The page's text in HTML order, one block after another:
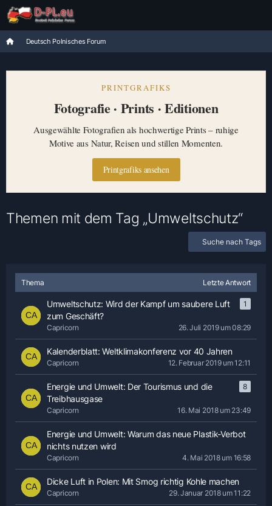
Deutsch Polnisches Forum
PRINTGRAFIKS
Fotografie · Prints · Editionen
Ausgewählte Fotografien als hochwertige Prints – ruhige
Motive aus Natur, Reisen und stillen Momenten.
Printgrafiks ansehen
Themen mit dem Tag „Umweltschutz“
Suche nach Tags
Thema Letzte Antwort
Umweltschutz: Wird der Kampf um saubere Luft
zum Geschäft?
1
Capricorn 26. Juli 2019 um 08:29
Kalenderblatt: Weltklimakonferenz vor 40 Jahren
Capricorn 12. Februar 2019 um 12:11
Energie und Umwelt: Der Tourismus und die
Treibhausgase
8
Capricorn 16. Mai 2018 um 23:49
Energie und Umwelt: Warum das neue Plastik-Verbot
nichts nutzen wird
Capricorn 4. Mai 2018 um 16:58
Dicke Luft in Polen: Mit Smog richtig Kohle machen
Capricorn 29. Januar 2018 um 11:22